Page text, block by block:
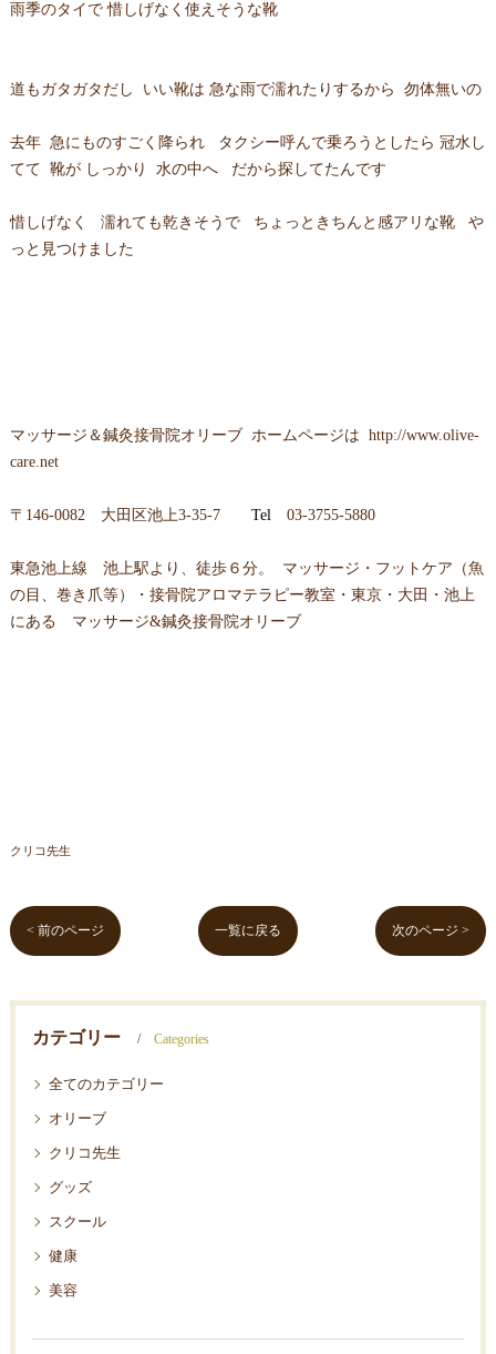
雨季のタイで 惜しげなく使えそうな靴
道もガタガタだし いい靴は 急な雨で濡れたりするから 勿体無いの
去年 急にものすごく降られ タクシー呼んで乗ろうとしたら 冠水し
てて 靴が しっかり 水の中へ だから探してたんです
惜しげなく 濡れても乾きそうで ちょっときちんと感アリな靴 や
っと見つけました
マッサージ＆鍼灸接骨院オリーブ ホームページは http://www.olive-
care.net
〒146-0082 大田区池上3-35-7Tel 03-3755-5880
東急池上線 池上駅より、徒歩６分。 マッサージ・フットケア（魚
の目、巻き爪等）・接骨院アロマテラピー教室・東京・大田・池上
にある マッサージ&鍼灸接骨院オリーブ
クリコ先生
< 前のページ 一覧に戻る 次のページ >
カテゴリー Categories
全てのカテゴリー
オリーブ
クリコ先生
グッズ
スクール
健康
美容